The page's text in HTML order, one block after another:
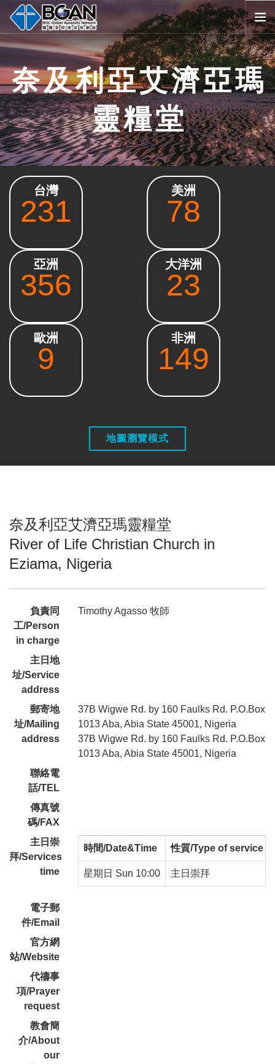
首頁
全球堂會
消息公告
影音媒體
代禱事項
資源共享
友好連結
搜尋
SELECT LANGUAGE
會員登入
奈及利亞艾濟亞瑪
靈糧堂
台灣
231
美洲
78
亞洲
356
大洋洲
23
歐洲
9
非洲
149
地圖瀏覽模式
奈及利亞艾濟亞瑪靈糧堂
River of Life Christian Church in
Eziama, Nigeria
負責同
工/Person
in charge
Timothy Agasso 牧師
主日地
址/Service
address
郵寄地
址/Mailing
address
37B Wigwe Rd. by 160 Faulks Rd. P.O.Box
1013 Aba, Abia State 45001, Nigeria
37B Wigwe Rd. by 160 Faulks Rd. P.O.Box
1013 Aba, Abia State 45001, Nigeria
聯絡電
話/TEL
傳真號
碼/FAX
主日崇
拜/Services
time
時間/Date&Time 性質/Type of service
星期日 Sun 10:00 主日崇拜
電子郵
件/Email
官方網
站/Website
代禱事
項/Prayer
request
教會簡
介/About
our